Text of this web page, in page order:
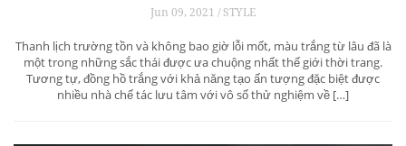
Jun 09, 2021 / STYLE
Thanh lịch trường tồn và không bao giờ lỗi mốt, màu trắng từ lâu đã là
một trong những sắc thái được ưa chuộng nhất thế giới thời trang.
Tương tự, đồng hồ trắng với khả năng tạo ấn tượng đặc biệt được
nhiều nhà chế tác lưu tâm với vô số thử nghiệm về […]